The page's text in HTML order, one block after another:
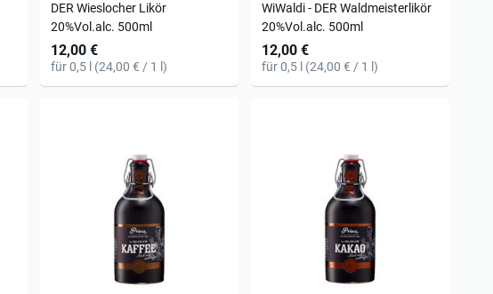
DER Wieslocher Likör
20%Vol.alc. 500ml
12,00 €
für 0,5 l (24,00 € / 1 l)
WiWaldi - DER Waldmeisterlikör
20%Vol.alc. 500ml
12,00 €
für 0,5 l (24,00 € / 1 l)